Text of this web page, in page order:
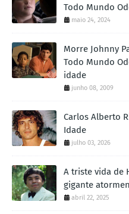
Todo Mundo
maio 24, 2024
Morre Johnny
Todo Mundo
idade
junho 08, 2009
Carlos Alberto
Idade
julho 03, 2026
A triste vida de
gigante
abril 22, 2025